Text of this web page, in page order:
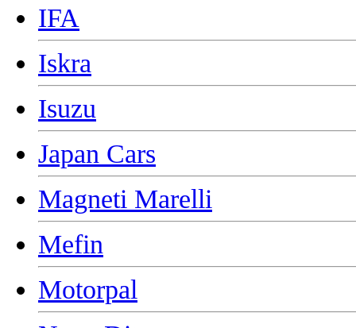
IFA
Iskra
Isuzu
Japan Cars
Magneti Marelli
Mefin
Motorpal